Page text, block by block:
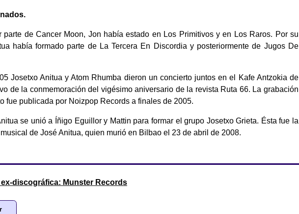
parte de Cancer Moon, Jon había estado en Los Primitivos y en Los Raros. Por su
había formado parte de La Tercera En Discordia y posteriormente de Jugos De
Josetxo Anitua y Atom Rhumba dieron un concierto juntos en el Kafe Antzokia de
de la conmemoración del vigésimo aniversario de la revista Ruta 66. La grabación
fue publicada por Noizpop Records a finales de 2005.
se unió a Íñigo Eguillor y Mattin para formar el grupo Josetxo Grieta. Ésta fue la
de José Anitua, quien murió en Bilbao el 23 de abril de 2008.
discográfica: Munster Records